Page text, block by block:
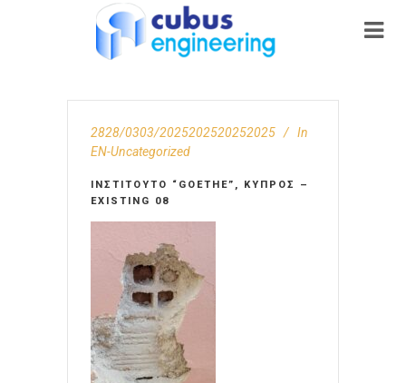
2828/0303/2025202520252025
In
EN-Uncategorized
ΙΝΣΤΙΤΟΎΤΟ “GOETHE”, ΚΎΠΡΟΣ –
EXISTING 08